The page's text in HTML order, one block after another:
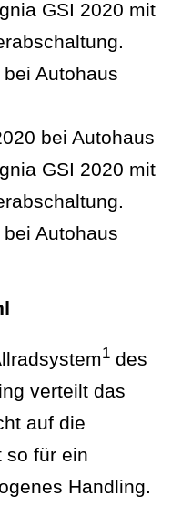
1 des
verteilt das
auf die
so für ein
Handling.